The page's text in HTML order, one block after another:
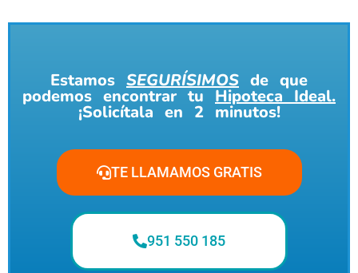
Estamos SEGURÍSIMOS de que
podemos encontrar tu Hipoteca Ideal.
¡Solicítala en 2 minutos!
TE LLAMAMOS GRATIS
951 550 185